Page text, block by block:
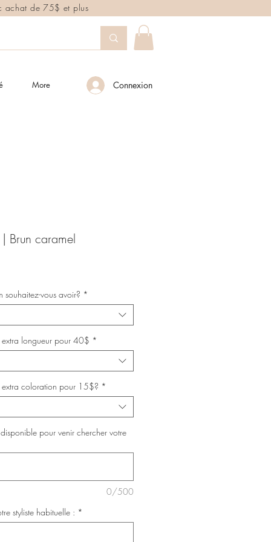
achat de 75$ et plus
More Connexion
Brun caramel
vous avoir? *
extra longueur pour 40$ *
extra coloration pour 15$? *
pour venir chercher votre
0/500
styliste habituelle : *